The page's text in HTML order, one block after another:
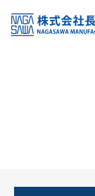
KSS加盟店・取扱
店舗一覧